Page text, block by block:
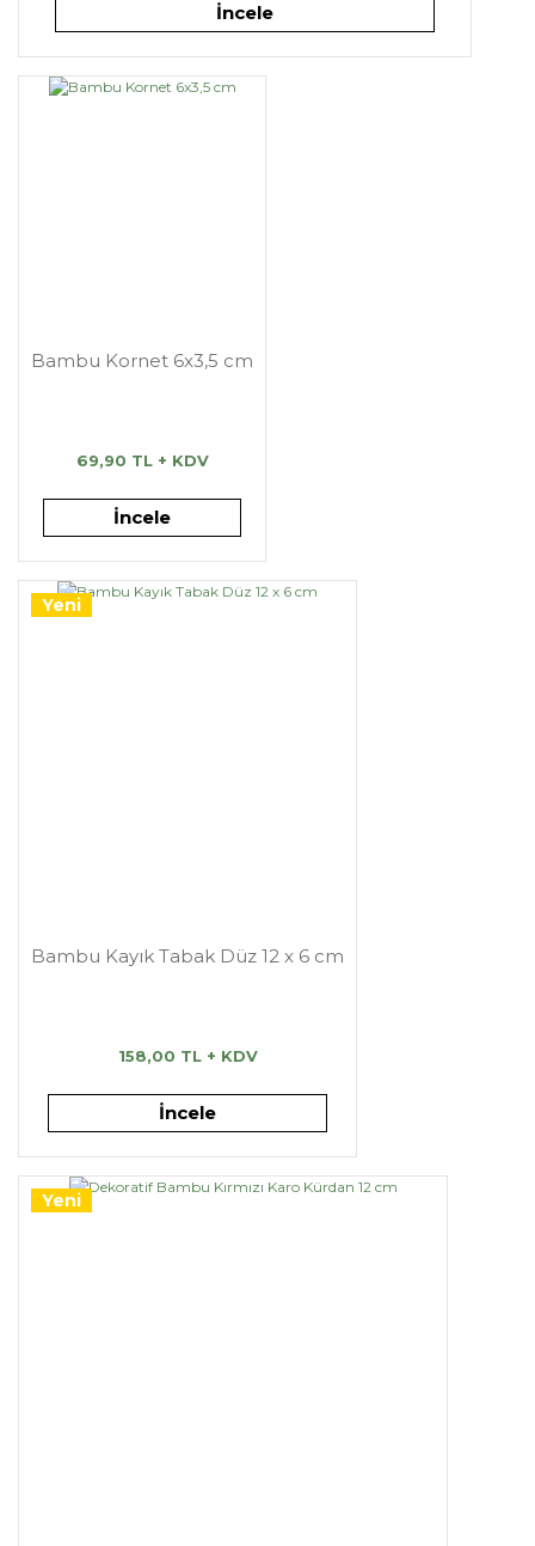
İncele
Bambu Kornet 6x3,5 cm
69,90 TL + KDV
İncele
Yeni
Bambu Kayık Tabak Düz 12 x 6 cm
158,00 TL + KDV
İncele
Yeni